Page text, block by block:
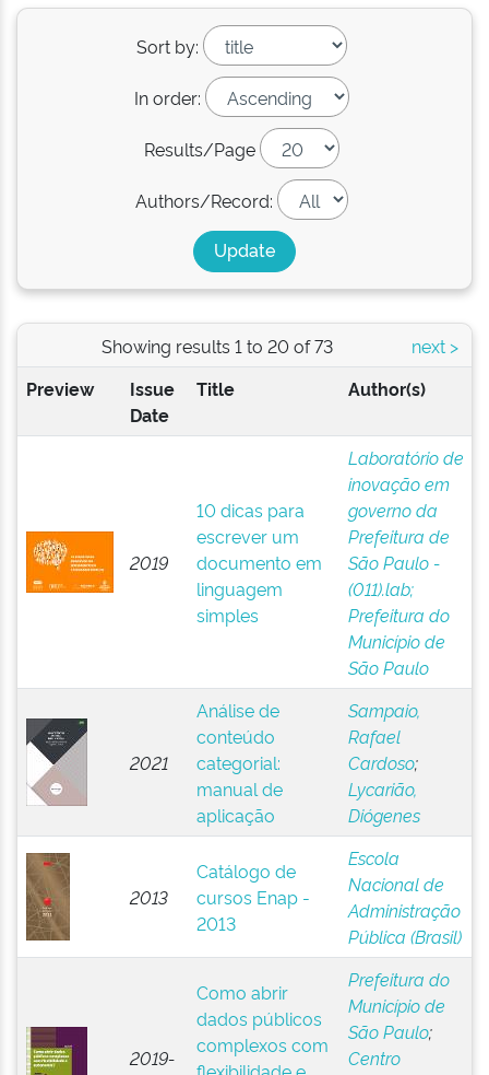
Sort by:
In order:
Results/Page
Authors/Record:
Showing results 1 to 20 of 73
next >
Preview
Issue
Date
Title Author(s)
2019
10 dicas para
escrever um
documento em
linguagem
simples
Laboratório de
inovação em
governo da
Prefeitura de
São Paulo -
(011).lab;
Prefeitura do
Município de
São Paulo
2021
Análise de
conteúdo
categorial:
manual de
aplicação
Sampaio,
Rafael
Cardoso;
Lycarião,
Diógenes
2013
Catálogo de
cursos Enap -
2013
Escola
Nacional de
Administração
Pública (Brasil)
2019-
Como abrir
dados públicos
complexos com
Prefeitura do
Município de
São Paulo;
Centro